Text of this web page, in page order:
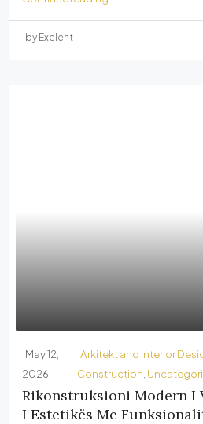
by Exelent
May 12,
2026
Arkitekt and Interior
Construction
Rikonstruksioni Modern I
I Estetikës Me